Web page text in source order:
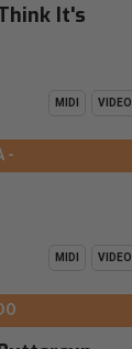
It's
MIDI VIDEO
-
MIDI VIDEO